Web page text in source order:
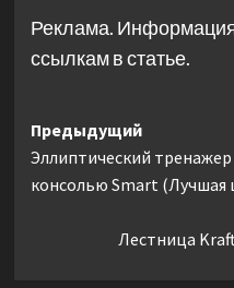
Реклама.
ссылкам в статье.
Навигация
записи
Предыдущий
Эллиптический тренажер
консолью Smart (Лучшая
Лестница